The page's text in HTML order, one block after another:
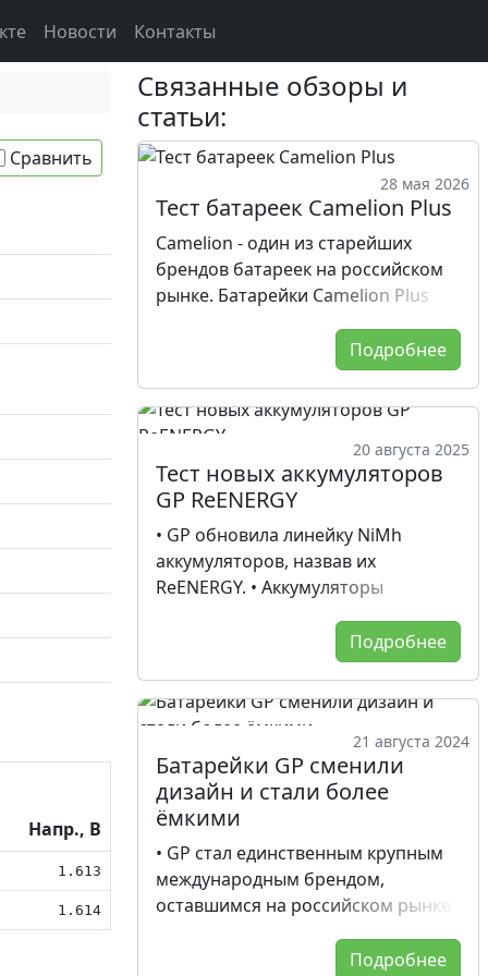
Новости Контакты
Сравнить
Напр., В
1.613
1.614
Связанные обзоры и
статьи:
28 мая 2026
Тест батареек Camelion Plus
Camelion - один из старейших
брендов батареек на российском
рынке. Батарейки Camelion Plus
результаты с малым отличием
экземпляров по весу, начальному
Результаты теста подтверждают
высокий уровень производства
батареек Camelion Plus.
Подробнее
20 августа 2025
Тест новых аккумуляторов
GP ReENERGY
• GP обновила линейку NiMh
аккумуляторов, назвав их
ReENERGY. • Аккумуляторы
1000 AAA протестированы. •
Разработана технология LSD (Low
саморазряда. • Аккумуляторы GP
использованию и сохраняют до
80% энергии после года хранения.
• Измеренная ёмкость
аккумуляторов AA составила 2085-
2110 мАч, AAA - 960-978 мАч. •
Оптимальные ёмкости для
составляют 2000-2100 мАч и 950-
Подробнее
21 августа 2024
Батарейки GP сменили
дизайн и стали более
ёмкими
• GP стал единственным крупным
международным брендом,
оставшимся на российском рынке
Батарейки GP Super являются
Подробнее